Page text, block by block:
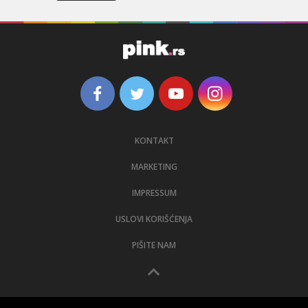
KONTAKT
MARKETING
IMPRESSUM
USLOVI KORIŠĆENJA
PIŠITE NAM